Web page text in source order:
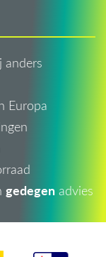
anders
Europa
gedegen advies